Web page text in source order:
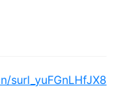
surl_yuFGnLHfJX8